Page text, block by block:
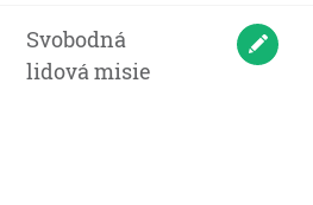
Svobodná
lidová misie